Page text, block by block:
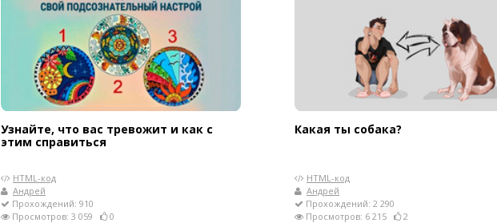
Узнайте, что вас тревожит и как с
этим справиться
HTML-код
Андрей
Прохождений: 910
Просмотров: 3 059
0
Какая ты собака?
HTML-код
Андрей
Прохождений: 2 290
Просмотров: 6 215
2